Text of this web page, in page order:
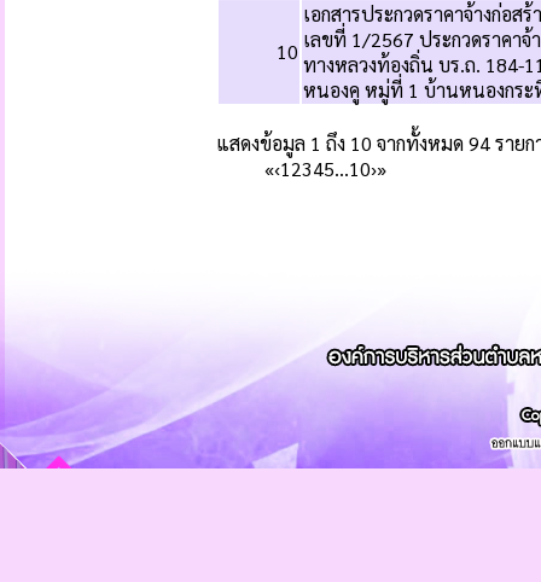
10
เอกสารประกวดราคาจ้างก่อส
เลขที่ 1/2567 ประกวดราคาจ้
ทางหลวงท้องถิ่น บร.ถ. 184-
หนองคู หมู่ที่ 1 บ้านหนองกระ
แสดงข้อมูล 1 ถึง 10 จากทั้งหมด 94 รายก
«‹12345…10›»